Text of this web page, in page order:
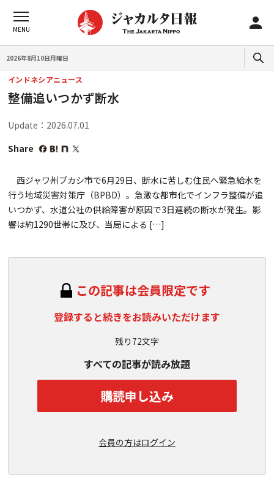
2026年8月10日月曜日
インドネシアニュース
整備追いつかず断水
Update：2026.07.01
Share
西ジャワ州ブカシ市で6月29日、断水に苦しむ住民へ緊急給水を
行う地域災害対策庁（BPBD）。急激な都市化でインフラ整備が追
いつかず、水道公社の供給障害が原因で3日連続の断水が発生。影
響は約1290世帯に及び、当局による […]
この記事は会員限定です
登録すると続きをお読みいただけます
残り72文字
すべての記事が読み放題
購読申し込み
会員の方はログイン